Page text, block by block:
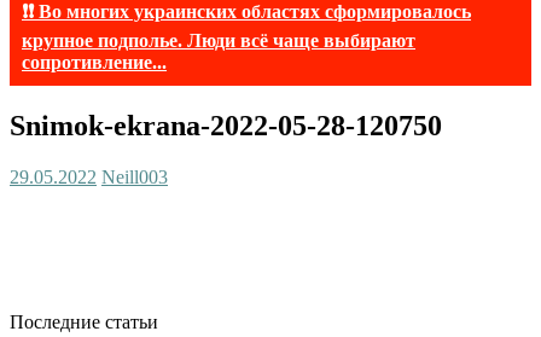
❗❗ Во многих украинских областях сформировалось
крупное подполье. Люди всё чаще выбирают
сопротивление...
Snimok-ekrana-2022-05-28-120750
29.05.2022 Neill003
Последние статьи